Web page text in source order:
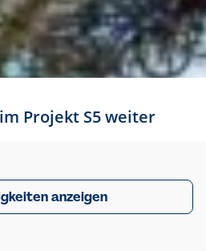
Projekt S5 weiter
anzeigen